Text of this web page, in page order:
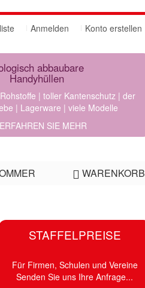
Anmelden Konto erstellen
abbaubare
Handyhüllen
| toller Kantenschutz | der
| Lagerware | viele Modelle
SIE MEHR
WARENKORB
STAFFELPREISE
Für Firmen, Schulen und Vereine
Senden Sie uns Ihre Anfrage...